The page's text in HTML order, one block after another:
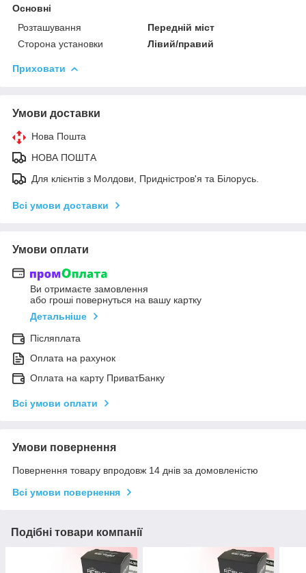
Основні
Розташування
Передній міст
Сторона установки
Лівий/правий
Приховати
Умови доставки
Нова Пошта
НОВА ПОШТА
Для клієнтів з Молдови, Придністров'я та Білорусь.
Всі умови доставки
Умови оплати
Ви отримаєте замовлення
або гроші повернуться на вашу картку
Детальніше
Післяплата
Оплата на рахунок
Оплата на карту ПриватБанку
Всі умови оплати
Умови повернення
Повернення товару впродовж 14 днів за домовленістю
Всі умови повернення
Подібні товари компанії